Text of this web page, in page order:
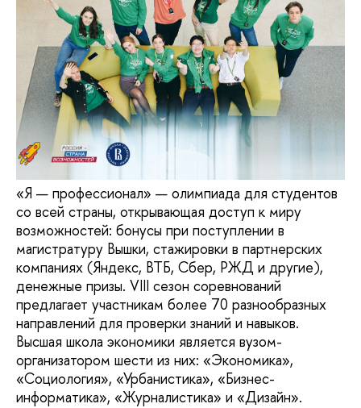
«Я — профессионал» — олимпиада для студентов
со всей страны, открывающая доступ к миру
возможностей: бонусы при поступлении в
магистратуру Вышки, стажировки в партнерских
компаниях (Яндекс, ВТБ, Сбер, РЖД и другие),
денежные призы. VIII сезон соревнований
предлагает участникам более 70 разнообразных
направлений для проверки знаний и навыков.
Высшая школа экономики является вузом-
организатором шести из них: «Экономика»,
«Социология», «Урбанистика», «Бизнес-
информатика», «Журналистика» и «Дизайн».